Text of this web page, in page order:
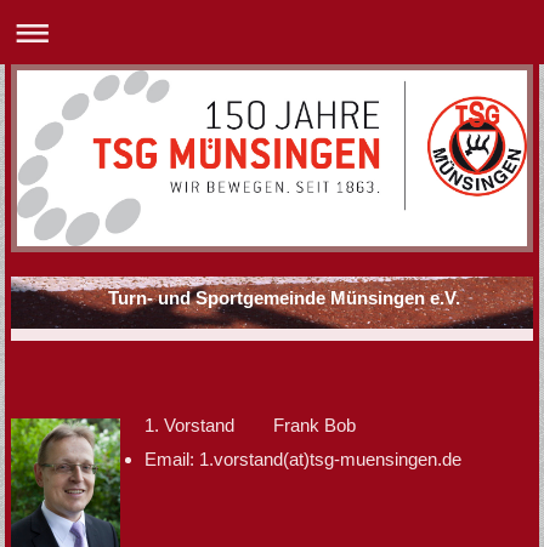
Turn- und Sportgemeinde Münsingen e.V.
1. Vorstand Frank Bob
Email: 1.vorstand(at)tsg-muensingen.de